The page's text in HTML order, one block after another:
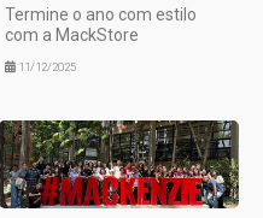
Termine o ano com estilo
com a MackStore
11/12/2025